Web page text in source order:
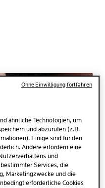
ähnliche Technologien, um
und abzurufen (z.B.
Einige sind für den
Andere erfordern eine
und
Services, die
Marketingzwecke und die
erforderliche Cookies
Ohne Einwilligung fortfahren